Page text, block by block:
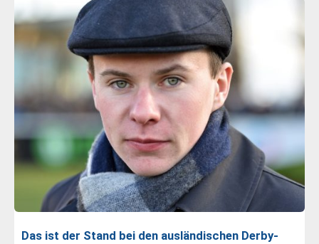
Das ist der Stand bei den ausländischen Derby-